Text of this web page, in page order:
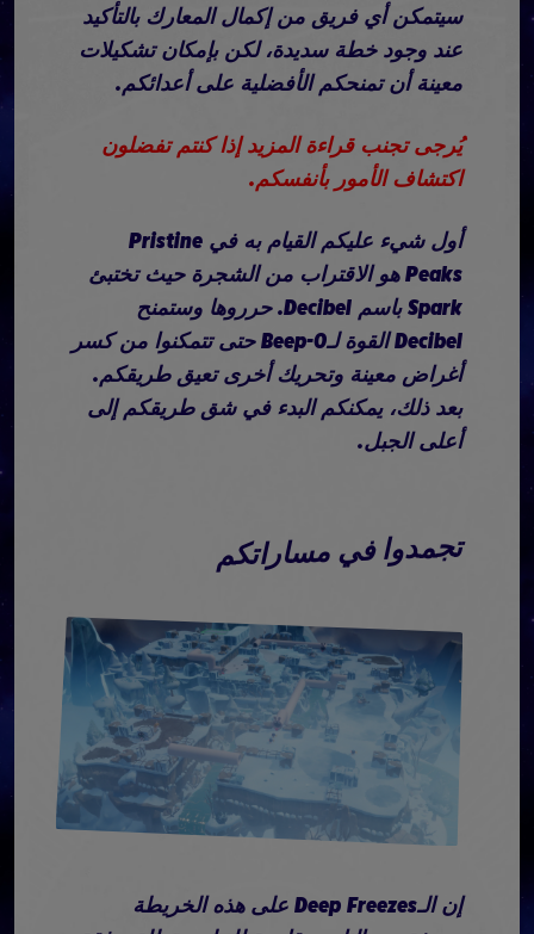
سيتمكن أي فريق من إكمال المعارك بالتأكيد
عند وجود خطة سديدة، لكن بإمكان تشكيلات
معينة أن تمنحكم الأفضلية على أعدائكم.
يُرجى تجنب قراءة المزيد إذا كنتم تفضلون
اكتشاف الأمور بأنفسكم.
أول شيء عليكم القيام به في Pristine
Peaks هو الاقتراب من الشجرة حيث تختبئ
Spark باسم Decibel. حرروها وستمنح
Decibel القوة لـBeep-0 حتى تتمكنوا من كسر
أغراض معينة وتحريك أخرى تعيق طريقكم.
بعد ذلك، يمكنكم البدء في شق طريقكم إلى
أعلى الجبل.
تجمدوا في مساراتكم
إن الـDeep Freezes على هذه الخريطة